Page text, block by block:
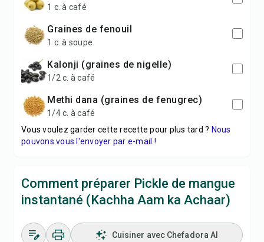
1 c. à café
graines de fenouil
1 c. à soupe
kalonji (graines de nigelle)
1/2 c. à café
methi dana (graines de fenugrec)
1/4 c. à café
Vous voulez garder cette recette pour plus tard ? Nous
pouvons vous l'envoyer par e-mail !
Comment préparer Pickle de mangue
instantané (Kachha Aam ka Achaar)
Cuisiner avec Chefadora AI